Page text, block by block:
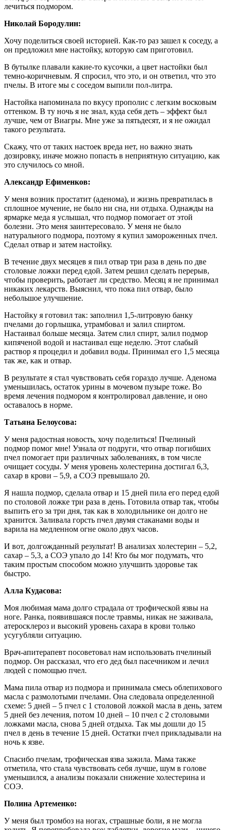
лечиться подмором.
Николай Бородулин:
Хочу поделиться своей историей. Как-то раз зашел к соседу, а
он предложил мне настойку, которую сам приготовил.
В бутылке плавали какие-то кусочки, а цвет настойки был
темно-коричневым. Я спросил, что это, и он ответил, что это
пчелы. В итоге мы с соседом выпили пол-литра.
Настойка напоминала по вкусу прополис с легким восковым
оттенком. В ту ночь я не знал, куда себя деть – эффект был
лучше, чем от Виагры. Мне уже за пятьдесят, и я не ожидал
такого результата.
Скажу, что от таких настоек вреда нет, но важно знать
дозировку, иначе можно попасть в неприятную ситуацию, как
это случилось со мной.
Александр Ефименков:
У меня возник простатит (аденома), и жизнь превратилась в
сплошное мучение, не было ни сна, ни отдыха. Однажды на
ярмарке меда я услышал, что подмор помогает от этой
болезни. Это меня заинтересовало. У меня не было
натурального подмора, поэтому я купил замороженных пчел.
Сделал отвар и затем настойку.
В течение двух месяцев я пил отвар три раза в день по две
столовые ложки перед едой. Затем решил сделать перерыв,
чтобы проверить, работает ли средство. Месяц я не принимал
никаких лекарств. Выяснил, что пока пил отвар, было
небольшое улучшение.
Настойку я готовил так: заполнил 1,5-литровую банку
пчелами до горлышка, утрамбовал и залил спиртом.
Настаивал больше месяца. Затем слил спирт, залил подмор
кипяченой водой и настаивал еще неделю. Этот слабый
раствор я процедил и добавил воды. Принимал его 1,5 месяца
так же, как и отвар.
В результате я стал чувствовать себя гораздо лучше. Аденома
уменьшилась, остаток урины в мочевом пузыре тоже. Во
время лечения подмором я контролировал давление, и оно
оставалось в норме.
Татьяна Белоусова:
У меня радостная новость, хочу поделиться! Пчелиный
подмор помог мне! Узнала от подруги, что отвар погибших
пчел помогает при различных заболеваниях, в том числе
очищает сосуды. У меня уровень холестерина достигал 6,3,
сахар в крови – 5,9, а СОЭ превышало 20.
Я нашла подмор, сделала отвар и 15 дней пила его перед едой
по столовой ложке три раза в день. Готовила отвар так, чтобы
выпить его за три дня, так как в холодильнике он долго не
хранится. Заливала горсть пчел двумя стаканами воды и
варила на медленном огне около двух часов.
И вот, долгожданный результат! В анализах холестерин – 5,2,
сахар – 5,3, а СОЭ упало до 14! Кто бы мог подумать, что
таким простым способом можно улучшить здоровье так
быстро.
Алла Кудасова:
Моя любимая мама долго страдала от трофической язвы на
ноге. Ранка, появившаяся после травмы, никак не заживала,
атеросклероз и высокий уровень сахара в крови только
усугубляли ситуацию.
Врач-апитерапевт посоветовал нам использовать пчелиный
подмор. Он рассказал, что его дед был пасечником и лечил
людей с помощью пчел.
Мама пила отвар из подмора и принимала смесь облепихового
масла с размолотыми пчелами. Она следовала определенной
схеме: 5 дней – 5 пчел с 1 столовой ложкой масла в день, затем
5 дней без лечения, потом 10 дней – 10 пчел с 2 столовыми
ложками масла, снова 5 дней отдыха. Так мы дошли до 15
пчел в день в течение 15 дней. Остатки пчел прикладывали на
ночь к язве.
Спасибо пчелам, трофическая язва зажила. Мама также
отметила, что стала чувствовать себя лучше, шум в голове
уменьшился, а анализы показали снижение холестерина и
СОЭ.
Полина Артеменко:
У меня был тромбоз на ногах, страшные боли, я не могла